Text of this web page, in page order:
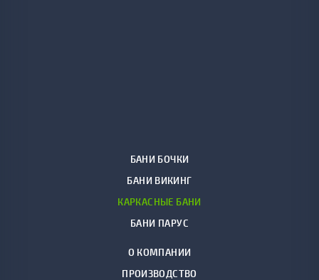
БАНИ БОЧКИ
БАНИ ВИКИНГ
КАРКАСНЫЕ БАНИ
БАНИ ПАРУС
О КОМПАНИИ
ПРОИЗВОДСТВО